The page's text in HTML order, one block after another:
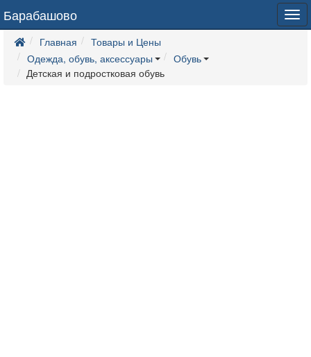
Барабашово
Главная
Товары и Цены
Одежда, обувь, аксессуары
Обувь
Детская и подростковая обувь